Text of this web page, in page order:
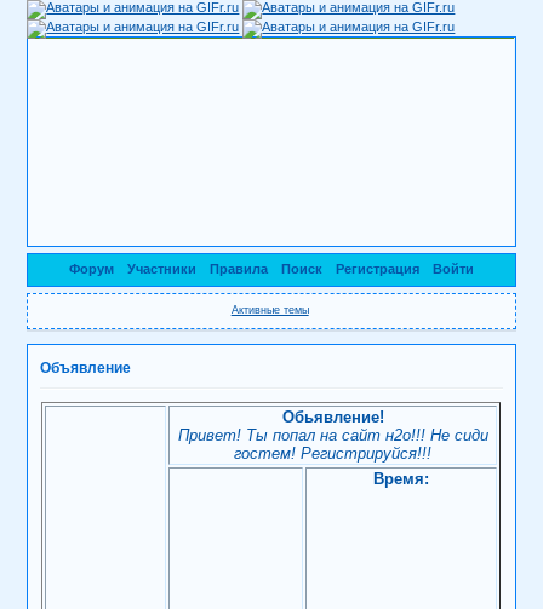
Форум Участники Правила Поиск Регистрация Войти
Активные темы
Объявление
Обьявление!
Привет! Ты попал на сайт н2о!!! Не сиди
гостем! Регистрируйся!!!
Время: